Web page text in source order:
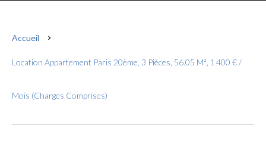
Accueil
Location Appartement Paris 20ème, 3 Pièces, 56.05 M², 1 400 € /
Mois (Charges Comprises)